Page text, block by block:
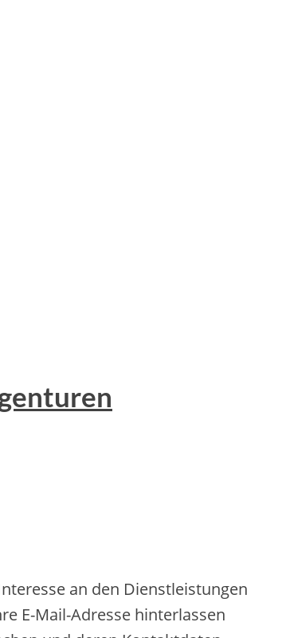
an den Dienstleistungen
E-Mail-Adresse hinterlassen